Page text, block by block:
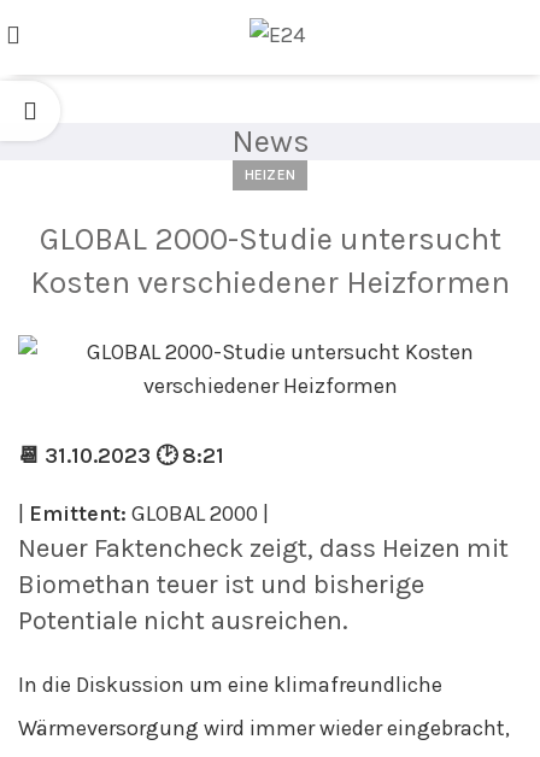
News
HEIZEN
GLOBAL 2000-Studie untersucht
Kosten verschiedener Heizformen
📆 31.10.2023 🕑 8:21
Emittent: GLOBAL 2000 |
Neuer Faktencheck zeigt, dass Heizen mit
Biomethan teuer ist und bisherige
Potentiale nicht ausreichen.
In die Diskussion um eine klimafreundliche
Wärmeversorgung wird immer wieder eingebracht,